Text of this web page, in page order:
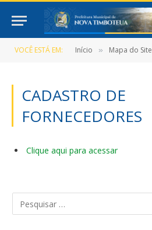
VOCÊ ESTÁ EM: Início » Mapa do Site
CADASTRO DE
FORNECEDORES
Clique aqui para acessar